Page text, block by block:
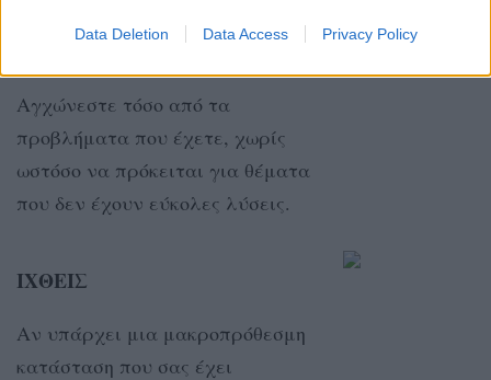
Data Deletion Data Access Privacy Policy
Αγχώνεστε τόσο από τα
προβλήματα που έχετε, χωρίς
ωστόσο να πρόκειται για θέματα
που δεν έχουν εύκολες λύσεις.
ΙΧΘΕΙΣ
Αν υπάρχει μια μακροπρόθεσμη
κατάσταση που σας έχει